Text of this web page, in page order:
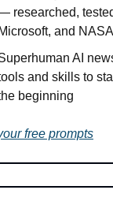
researched,
and NASA
AI
and skills to
beginning
free prompts